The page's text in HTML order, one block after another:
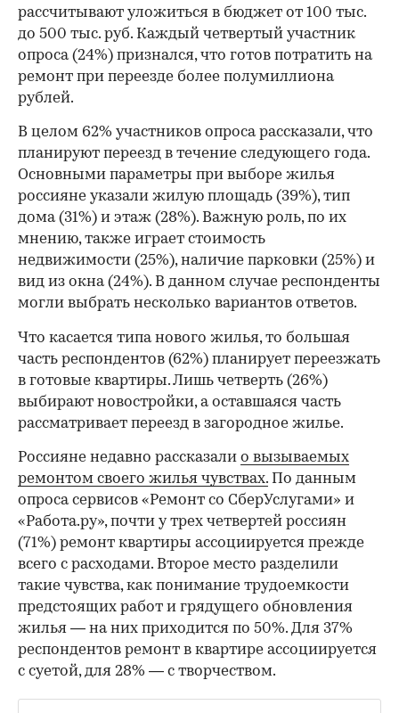
рассчитывают уложиться в бюджет от 100 тыс.
до 500 тыс. руб. Каждый четвертый участник
опроса (24%) признался, что готов потратить на
ремонт при переезде более полумиллиона
рублей.
В целом 62% участников опроса рассказали, что
планируют переезд в течение следующего года.
Основными параметры при выборе жилья
россияне указали жилую площадь (39%), тип
дома (31%) и этаж (28%). Важную роль, по их
мнению, также играет стоимость
недвижимости (25%), наличие парковки (25%) и
вид из окна (24%). В данном случае респонденты
могли выбрать несколько вариантов ответов.
Что касается типа нового жилья, то большая
часть респондентов (62%) планирует переезжать
в готовые квартиры. Лишь четверть (26%)
выбирают новостройки, а оставшаяся часть
рассматривает переезд в загородное жилье.
Россияне недавно рассказали о вызываемых
ремонтом своего жилья чувствах. По данным
опроса сервисов «Ремонт со СберУслугами» и
«Работа.ру», почти у трех четвертей россиян
(71%) ремонт квартиры ассоциируется прежде
всего с расходами. Второе место разделили
такие чувства, как понимание трудоемкости
предстоящих работ и грядущего обновления
жилья — на них приходится по 50%. Для 37%
респондентов ремонт в квартире ассоциируется
с суетой, для 28% — с творчеством.